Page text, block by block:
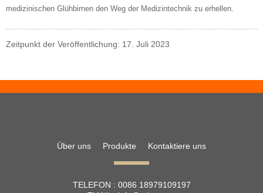
medizinischen Glühbirnen den Weg der Medizintechnik zu erhellen.
Zeitpunkt der Veröffentlichung: 17. Juli 2023
Über uns Produkte Kontaktiere uns
TELEFON : 0086 18979109197